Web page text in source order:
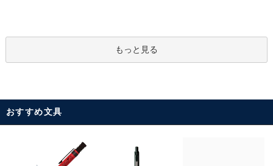
もっと見る
おすすめ文具